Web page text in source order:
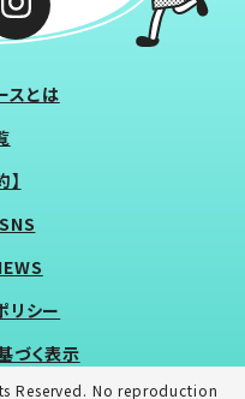
スとは
リシー
づく表示
Reserved. No reproduction